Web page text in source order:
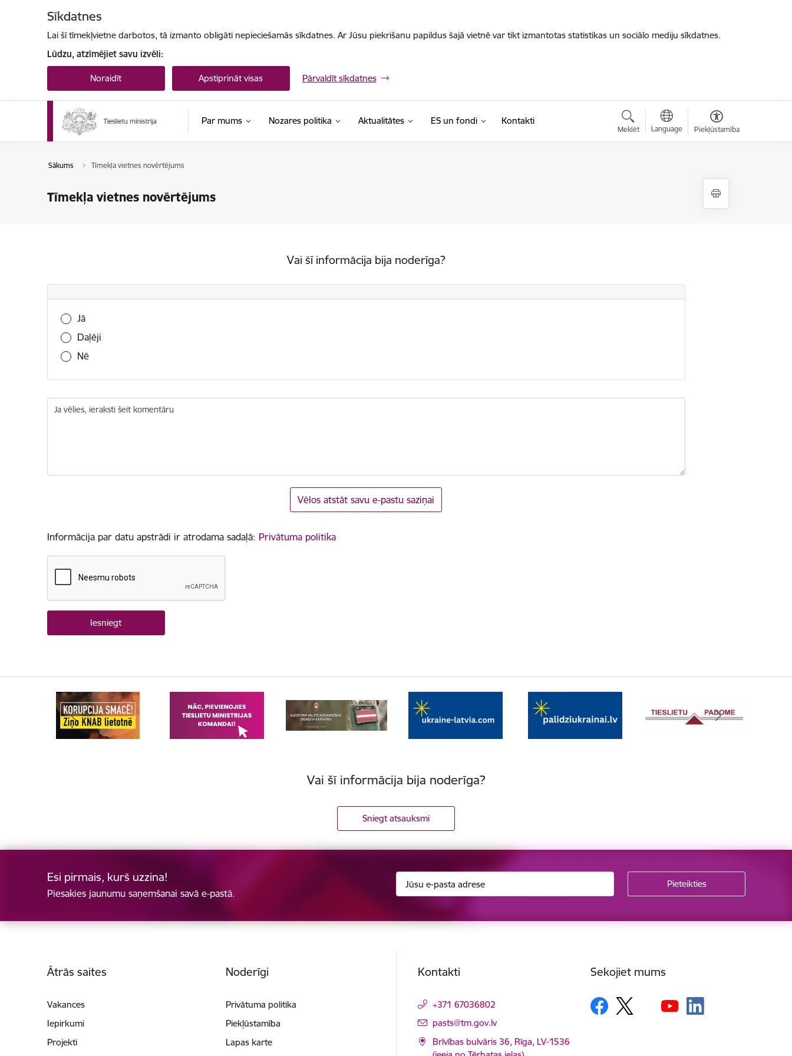
Sīkdatnes
Lai šī tīmekļvietne darbotos, tā izmanto obligāti nepieciešamās sīkdatnes. Ar Jūsu piekrišanu papildus šajā vietnē var tikt izmantotas statistikas un sociālo mediju sīkdatnes.
Lūdzu, atzīmējiet savu izvēli:
Noraidīt Apstiprināt visas Pārvaldīt sīkdatnes
Par mums Nozares politika Aktualitātes ES un fondi Kontakti
Meklēt Language Piekļūstamība
Sākums Tīmekļa vietnes novērtējums
Tīmekļa vietnes novērtējums
Vai šī informācija bija noderīga?
Vai šī informācija bija noderīga?
Jā
Daļēji
Nē
Ja vēlies, ieraksti šeit komentāru
Vēlos atstāt savu e-pastu saziņai
Informācija par datu apstrādi ir atrodama sadaļā: Privātuma politika
Vai šī informācija bija noderīga?
Sniegt atsauksmi
Esi pirmais, kurš uzzina!
Piesakies jaunumu saņemšanai savā e-pastā.
Ātrās saites
Vakances
Iepirkumi
Projekti
Noderīgi
Privātuma politika
Piekļūstamība
Lapas karte
Kontakti
+371 67036802
E-pasts:
pasts@tm.gov.lv
Brīvības bulvāris 36, Rīga, LV-1536
Sekojiet mums